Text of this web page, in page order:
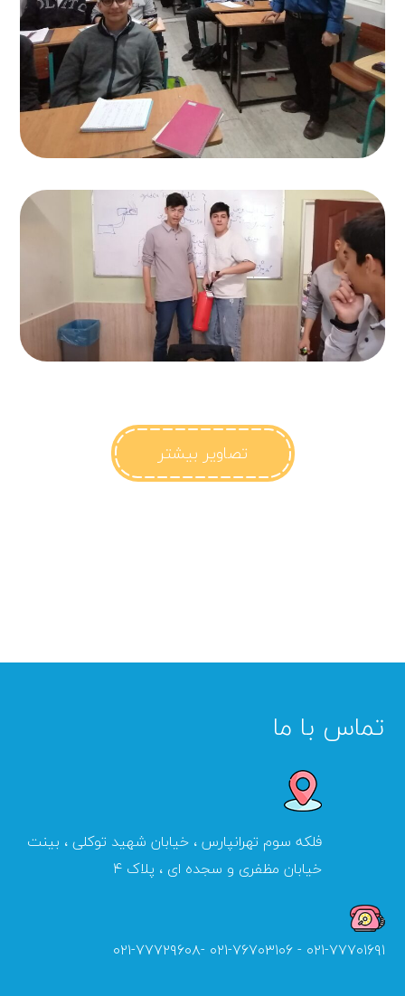
آموزش آتش‌نشانی
دبیرستان انرژی برتر , کلاس دبیرستان
تصاویر بیشتر
تماس با ما
فلکه سوم تهرانپارس ، خیابان شهید توکلی ، بینت
خیابان مظفری و سجده ای ، پلاک ۴
۰۲۱-۷۷۷۰۱۶۹۱ - ۰۲۱-۷۶۷۰۳۱۰۶ -۰۲۱-۷۷۷۲۹۶۰۸